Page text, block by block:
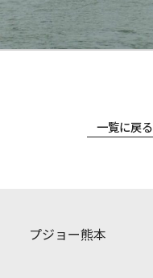
一覧に戻る
プジョー熊本